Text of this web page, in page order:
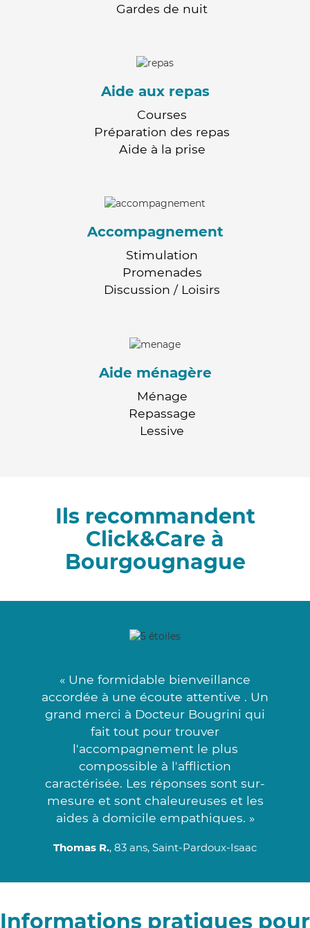
Gardes de nuit
Aide aux repas
Courses
Préparation des repas
Aide à la prise
Accompagnement
Stimulation
Promenades
Discussion / Loisirs
Aide ménagère
Ménage
Repassage
Lessive
Ils recommandent
Click&Care à
Bourgougnague
« Une formidable bienveillance
accordée à une écoute attentive . Un
grand merci à Docteur Bougrini qui
fait tout pour trouver
l'accompagnement le plus
compossible à l'affliction
caractérisée. Les réponses sont sur-
mesure et sont chaleureuses et les
aides à domicile empathiques. »
Thomas R., 83 ans, Saint-Pardoux-Isaac
Informations pratiques pour